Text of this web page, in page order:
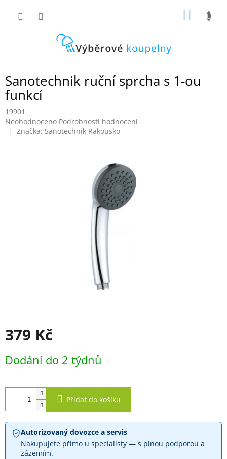
Sanotechnik ruční sprcha s 1-ou
funkcí
19901
Průměrné
hodnocení
Neohodnoceno Podrobnosti hodnocení
Značka: Sanotechnik Rakousko
379 Kč
cena:
Dodání do 2 týdnů
Přidat do košíku
Autorizovaný dovozce a servis
Nakupujete přímo u specialisty — s plnou podporou a
zázemím.